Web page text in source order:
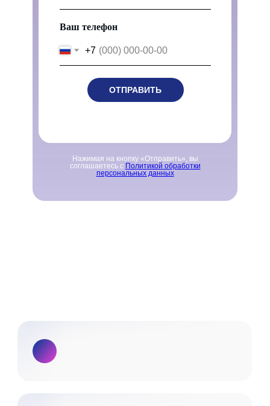
Ваш телефон
+7
ОТПРАВИТЬ
Нажимая на кнопку «Отправить», вы
соглашаетесь с Политикой обработки
персональных данных